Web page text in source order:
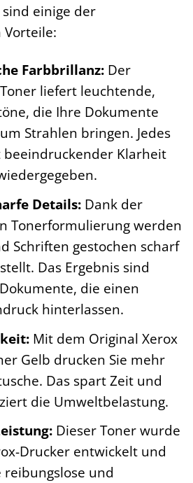
einige der
Farbbrillanz:Der
liefert leuchtende,
die Ihre Dokumente
Strahlen bringen. Jedes
Klarheit
Details:Dank der
Tonerformulierung werden
Schriften gestochen scharf
Das Ergebnis sind
die einen
hinterlassen.
Mit dem Original Xerox
Gelb drucken Sie mehr
Das spart Zeit und
die Umweltbelastung.
Dieser Toner wurde
Drucker entwickelt und
und